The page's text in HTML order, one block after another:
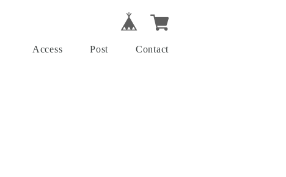
Access Post Contact